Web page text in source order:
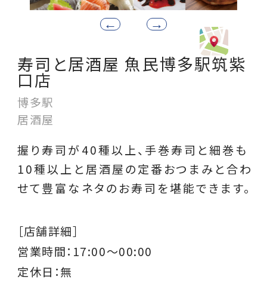
寿司と居酒屋 魚民博多駅筑紫
口店
博多駅
居酒屋
握り寿司が40種以上、手巻寿司と細巻も
10種以上と居酒屋の定番おつまみと合わ
せて豊富なネタのお寿司を堪能できます。
［店舗詳細］
営業時間： 17:00～00:00
定休日：無